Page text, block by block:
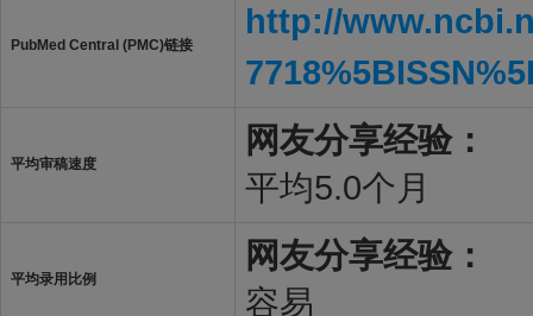
PubMed Central (PMC)链接
http://
平均审稿速度
网友分享经验：
平均5.0个月
平均录用比例
网友分享经验：
容易